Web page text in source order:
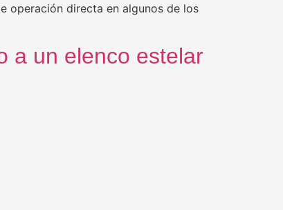
operación directa en algunos de los
a un elenco estelar